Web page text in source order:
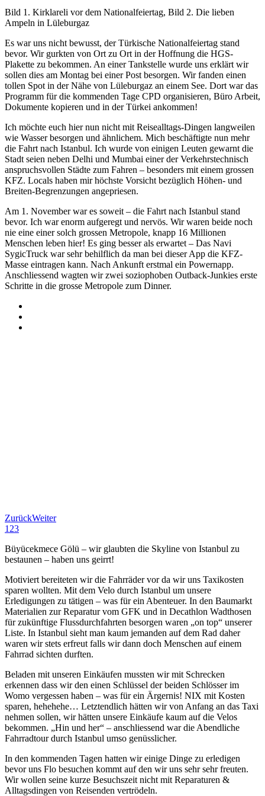
Bild 1. Kirklareli vor dem Nationalfeiertag, Bild 2. Die lieben
Ampeln in Lüleburgaz
Es war uns nicht bewusst, der Türkische Nationalfeiertag stand
bevor. Wir gurkten von Ort zu Ort in der Hoffnung die HGS-
Plakette zu bekommen. An einer Tankstelle wurde uns erklärt wir
sollen dies am Montag bei einer Post besorgen. Wir fanden einen
tollen Spot in der Nähe von Lüleburgaz an einem See. Dort war das
Programm für die kommenden Tage CPD organisieren, Büro Arbeit,
Dokumente kopieren und in der Türkei ankommen!
Ich möchte euch hier nun nicht mit Reisealltags-Dingen langweilen
wie Wasser besorgen und ähnlichem. Mich beschäftigte nun mehr
die Fahrt nach Istanbul. Ich wurde von einigen Leuten gewarnt die
Stadt seien neben Delhi und Mumbai einer der Verkehrstechnisch
anspruchsvollen Städte zum Fahren – besonders mit einem grossen
KFZ. Locals haben mir höchste Vorsicht bezüglich Höhen- und
Breiten-Begrenzungen angepriesen.
Am 1. November war es soweit – die Fahrt nach Istanbul stand
bevor. Ich war enorm aufgeregt und nervös. Wir waren beide noch
nie eine einer solch grossen Metropole, knapp 16 Millionen
Menschen leben hier! Es ging besser als erwartet – Das Navi
SygicTruck war sehr behilflich da man bei dieser App die KFZ-
Masse eintragen kann. Nach Ankunft erstmal ein Powernapp.
Anschliessend wagten wir zwei soziophoben Outback-Junkies erste
Schritte in die grosse Metropole zum Dinner.
ZurückWeiter
1 23
Büyücekmece Gölü – wir glaubten die Skyline von Istanbul zu
bestaunen – haben uns geirrt!
Motiviert bereiteten wir die Fahrräder vor da wir uns Taxikosten
sparen wollten. Mit dem Velo durch Istanbul um unsere
Erledigungen zu tätigen – was für ein Abenteuer. In den Baumarkt
Materialien zur Reparatur vom GFK und in Decathlon Wadthosen
für zukünftige Flussdurchfahrten besorgen waren „on top“ unserer
Liste. In Istanbul sieht man kaum jemanden auf dem Rad daher
waren wir stets erfreut falls wir dann doch Menschen auf einem
Fahrrad sichten durften.
Beladen mit unseren Einkäufen mussten wir mit Schrecken
erkennen dass wir den einen Schlüssel der beiden Schlösser im
Womo vergessen haben – was für ein Ärgernis! NIX mit Kosten
sparen, hehehehe… Letztendlich hätten wir von Anfang an das Taxi
nehmen sollen, wir hätten unsere Einkäufe kaum auf die Velos
bekommen. „Hin und her“ – anschliessend war die Abendliche
Fahrradtour durch Istanbul umso genüsslicher.
In den kommenden Tagen hatten wir einige Dinge zu erledigen
bevor uns Flo besuchen kommt auf den wir uns sehr sehr freuten.
Wir wollen seine kurze Besuchszeit nicht mit Reparaturen &
Alltagsdingen von Reisenden vertrödeln.